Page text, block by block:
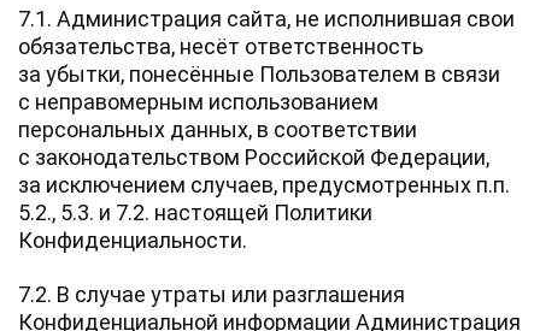
7.1. Администрация сайта, не исполнившая свои
обязательства, несёт ответственность
за убытки, понесённые Пользователем в связи
с неправомерным использованием
персональных данных, в соответствии
с законодательством Российской Федерации,
за исключением случаев, предусмотренных п.п.
5.2., 5.3. и 7.2. настоящей Политики
Конфиденциальности.
7.2. В случае утраты или разглашения
Конфиденциальной информации Администрация